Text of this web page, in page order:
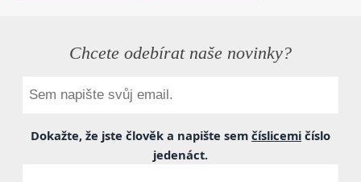
Chcete odebírat naše novinky?
Dokažte, že jste člověk a napište sem číslicemi číslo
jedenáct.